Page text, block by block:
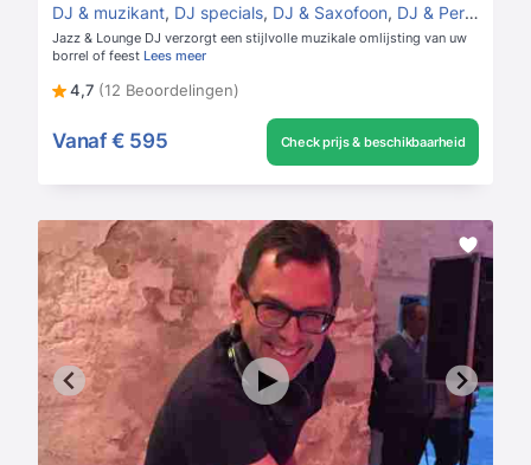
DJ & muzikant, DJ specials, DJ & Saxofoon, DJ & Percussie
Jazz & Lounge DJ verzorgt een stijlvolle muzikale omlijsting van uw
borrel of feest Lees meer
4,7 (12 Beoordelingen)
Vanaf € 595 Check prijs & beschikbaarheid